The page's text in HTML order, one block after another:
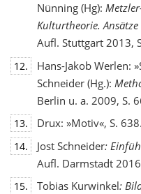
Nünning (Hg):
Kulturtheorie.
Aufl. Stuttgart 2013,
12.
Hans-Jakob Werlen:
Schneider (Hg.):
Berlin u. a. 2009, S.
13. Drux: »Motiv«, S. 638.
14. Jost Schneider:
Aufl. Darmstadt
15. Tobias Kurwinkel: